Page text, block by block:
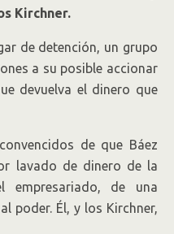
Kirchner.
de detención, un grupo
a su posible accionar
devuelva el dinero que
de que Báez
lavado de dinero de la
empresariado, de una
poder. Él, y los Kirchner,